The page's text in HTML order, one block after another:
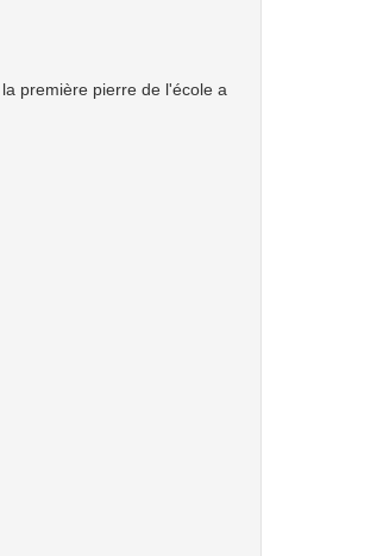
première pierre de l'école a